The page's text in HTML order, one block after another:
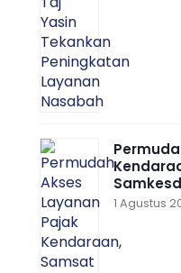
1 Agustus